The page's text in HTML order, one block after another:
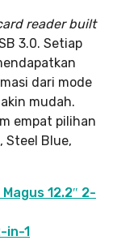
reader built
3.0. Setiap
dari mode
mudah.
empat pilihan
Steel Blue,
12.2″ 2-
in-1